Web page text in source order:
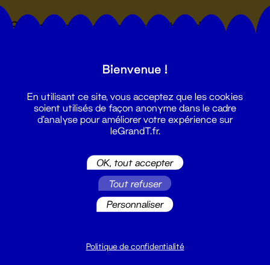
Suivez toutes les actualités du
Du lundi au vendredi 14h → 18h
Bienvenue !
En utilisant ce site, vous acceptez que les cookies
soient utilisés de façon anonyme dans le cadre
d'analyse pour améliorer votre expérience sur
leGrandT.fr.
OK, tout accepter
Tout refuser
Personnaliser
Politique de confidentialité